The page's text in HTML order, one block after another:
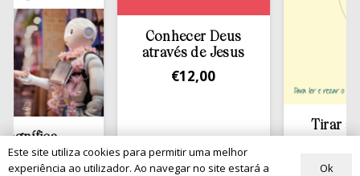
Conhecer Deus
através de Jesus
12,00
Tirar a Bíblia
13,50
Este site utiliza cookies para permitir uma melhor
experiência ao utilizador. Ao navegar no site estará a
Ok